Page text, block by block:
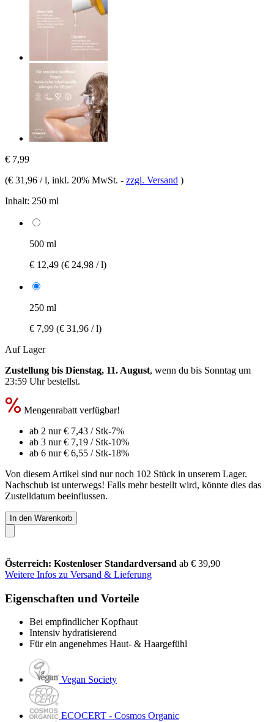
€ 7,99
(€ 31,96 / l, inkl. 20% MwSt. - zzgl. Versand )
Inhalt: 250 ml
500 ml
€ 12,49 (€ 24,98 / l)
250 ml
€ 7,99 (€ 31,96 / l)
Auf Lager
Zustellung bis Dienstag, 11. August, wenn du bis Sonntag um
23:59 Uhrbestellst.
Mengenrabatt verfügbar!
ab 2 nur€ 7,43 / Stk-7%
ab 3 nur€ 7,19 / Stk-10%
ab 6 nur€ 6,55 / Stk-18%
Von diesem Artikel sind nur noch 102 Stück in unserem Lager.
Nachschub ist unterwegs! Falls mehr bestellt wird, könnte dies das
Zustelldatum beeinflussen.
In den Warenkorb
Österreich: Kostenloser Standardversand ab € 39,90
Weitere Infos zu Versand & Lieferung
Eigenschaften und Vorteile
Bei empfindlicher Kopfhaut
Intensiv hydratisierend
Für ein angenehmes Haut- & Haargefühl
Vegan Society
ECOCERT - Cosmos Organic